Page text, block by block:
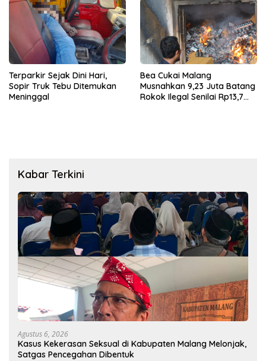
Terparkir Sejak Dini Hari,
Sopir Truk Tebu Ditemukan
Meninggal
Bea Cukai Malang
Musnahkan 9,23 Juta Batang
Rokok Ilegal Senilai Rp13,7
Kabar Terkini
Agustus 6, 2026
Kasus Kekerasan Seksual di Kabupaten Malang Melonjak,
Satgas Pencegahan Dibentuk